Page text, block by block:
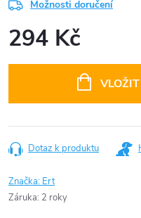
Možnosti doručení
294 Kč
Dotaz k produktu
Značka: Ert
Záruka: 2 roky